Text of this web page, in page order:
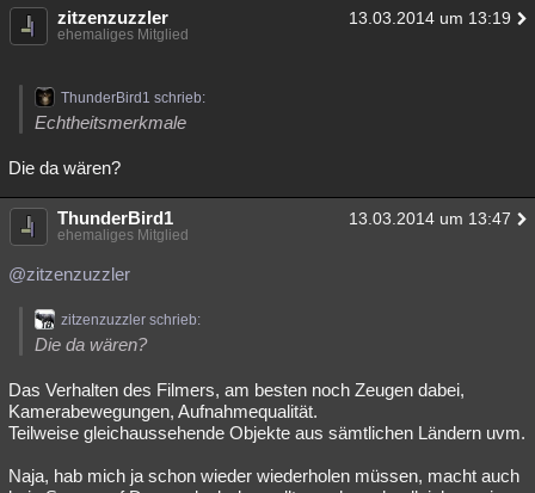
zitzenzuzzler 13.03.2014 um 13:19
ehemaliges Mitglied
ThunderBird1 schrieb:
Echtheitsmerkmale
Die da wären?
ThunderBird1 13.03.2014 um 13:47
ehemaliges Mitglied
@zitzenzuzzler
zitzenzuzzler schrieb:
Die da wären?
Das Verhalten des Filmers, am besten noch Zeugen dabei,
Kamerabewegungen, Aufnahmequalität.
Teilweise gleichaussehende Objekte aus sämtlichen Ländern uvm.
Naja, hab mich ja schon wieder wiederholen müssen, macht auch